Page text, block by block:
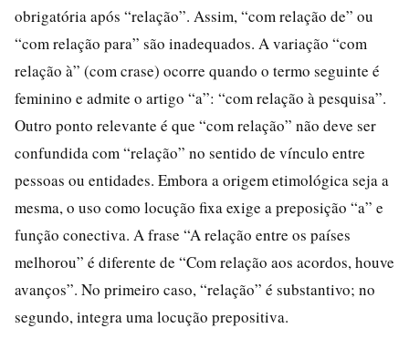
obrigatória após “relação”. Assim, “com relação de” ou
“com relação para” são inadequados. A variação “com
relação à” (com crase) ocorre quando o termo seguinte é
feminino e admite o artigo “a”: “com relação à pesquisa”.
Outro ponto relevante é que “com relação” não deve ser
confundida com “relação” no sentido de vínculo entre
pessoas ou entidades. Embora a origem etimológica seja a
mesma, o uso como locução fixa exige a preposição “a” e
função conectiva. A frase “A relação entre os países
melhorou” é diferente de “Com relação aos acordos, houve
avanços”. No primeiro caso, “relação” é substantivo; no
segundo, integra uma locução prepositiva.